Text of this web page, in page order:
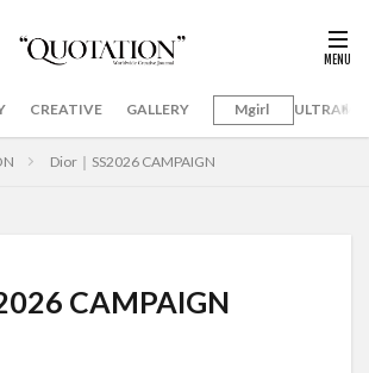
CREATIVE GALLERY Mgirl
Dior｜SS2026 CAMPAIGN
CAMPAIGN